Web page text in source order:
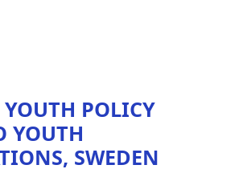
POLICY
YOUTH
SWEDEN